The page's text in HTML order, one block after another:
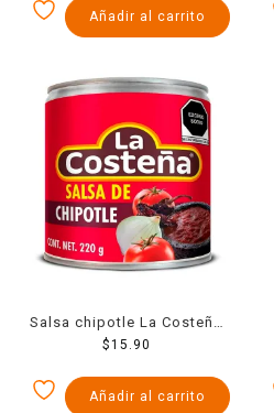
Añadir al carrito
Salsa chipotle La Costeña
220 g
$15.90
Añadir al carrito